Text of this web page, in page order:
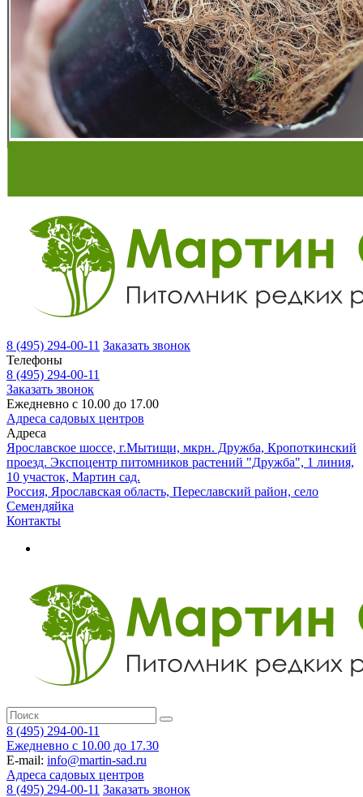
8 (495) 294-00-11 Заказать звонок
Телефоны
8 (495) 294-00-11
Заказать звонок
Ежедневно с 10.00 до 17.00
Адреса садовых центров
Адреса
Ярославское шоссе, г.Мытищи, мкрн. Дружба, Кропоткинский
проезд. Экспоцентр питомников растений "Дружба", 1 линия,
10 участок, Мартин сад.
Россия, Ярославская область, Переславский район, село
Семендяйка
Контакты
8 (495) 294-00-11
Ежедневно с 10.00 до 17.30
E-mail: info@martin-sad.ru
Адреса садовых центров
8 (495) 294-00-11 Заказать звонок